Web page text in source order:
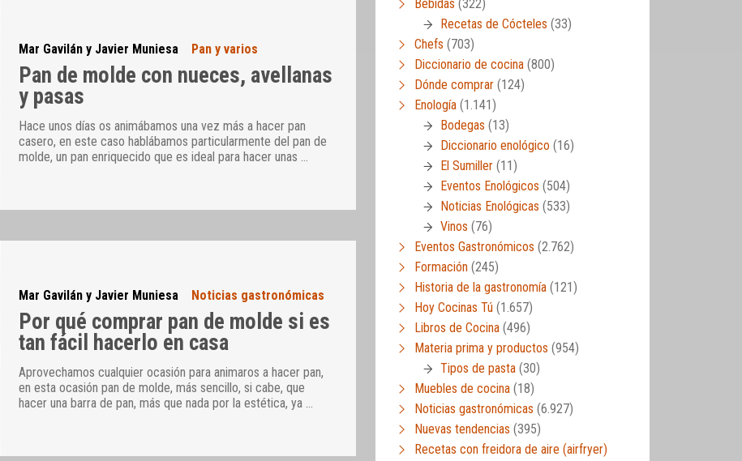
Mar Gavilán y Javier Muniesa Pan y varios
Pan de molde con nueces, avellanas
y pasas
Hace unos días os animábamos una vez más a hacer pan
casero, en este caso hablábamos particularmente del pan de
molde, un pan enriquecido que es ideal para hacer unas …
Mar Gavilán y Javier Muniesa Noticias gastronómicas
Por qué comprar pan de molde si es
tan fácil hacerlo en casa
Aprovechamos cualquier ocasión para animaros a hacer pan,
en esta ocasión pan de molde, más sencillo, si cabe, que
hacer una barra de pan, más que nada por la estética, ya …
Bebidas (322)
Recetas de Cócteles (33)
Chefs (703)
Diccionario de cocina (800)
Dónde comprar (124)
Enología (1.141)
Bodegas (13)
Diccionario enológico (16)
El Sumiller (11)
Eventos Enológicos (504)
Noticias Enológicas (533)
Vinos (76)
Eventos Gastronómicos (2.762)
Formación (245)
Historia de la gastronomía (121)
Hoy Cocinas Tú (1.657)
Libros de Cocina (496)
Materia prima y productos (954)
Tipos de pasta (30)
Muebles de cocina (18)
Noticias gastronómicas (6.927)
Nuevas tendencias (395)
Recetas con freidora de aire (airfryer)